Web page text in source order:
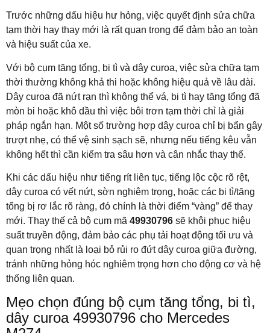
Trước những dấu hiệu hư hỏng, việc quyết định sửa chữa
tạm thời hay thay mới là rất quan trọng để đảm bảo an toàn
và hiệu suất của xe.
Với bộ cụm tăng tổng, bi tì và dây curoa, việc sửa chữa tạm
thời thường không khả thi hoặc không hiệu quả về lâu dài.
Dây curoa đã nứt rạn thì không thể vá, bi tì hay tăng tổng đã
mòn bi hoặc khô dầu thì việc bôi trơn tạm thời chỉ là giải
pháp ngắn hạn. Một số trường hợp dây curoa chỉ bị bẩn gây
trượt nhẹ, có thể vệ sinh sạch sẽ, nhưng nếu tiếng kêu vẫn
không hết thì cần kiểm tra sâu hơn và cân nhắc thay thế.
Khi các dấu hiệu như tiếng rít liên tục, tiếng lộc cộc rõ rệt,
dây curoa có vết nứt, sờn nghiêm trọng, hoặc các bi tì/tăng
tổng bị rơ lắc rõ ràng, đó chính là thời điểm “vàng” để thay
mới. Thay thế cả bộ cụm mã 49930796 sẽ khôi phục hiệu
suất truyền động, đảm bảo các phụ tải hoạt động tối ưu và
quan trọng nhất là loại bỏ rủi ro đứt dây curoa giữa đường,
tránh những hỏng hóc nghiêm trọng hơn cho động cơ và hệ
thống liên quan.
Mẹo chọn đúng bộ cụm tăng tổng, bi tì,
dây curoa 49930796 cho Mercedes